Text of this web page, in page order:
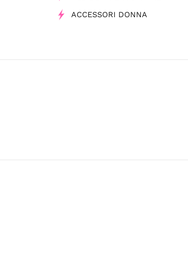
ACCESSORI DONNA